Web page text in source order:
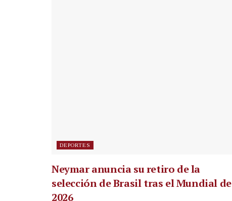
DEPORTES
Neymar anuncia su retiro de la
selección de Brasil tras el Mundial de
2026